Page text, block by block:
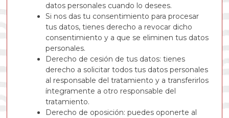
datos personales cuando lo desees.
Si nos das tu consentimiento para procesar
tus datos, tienes derecho a revocar dicho
consentimiento y a que se eliminen tus datos
personales.
Derecho de cesión de tus datos: tienes
derecho a solicitar todos tus datos personales
al responsable del tratamiento y a transferirlos
íntegramente a otro responsable del
tratamiento.
Derecho de oposición: puedes oponerte al